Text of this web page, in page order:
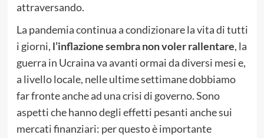
attraversando.
La pandemia continua a condizionare la vita di tutti
i giorni, l’inflazione sembra non voler rallentare, la
guerra in Ucraina va avanti ormai da diversi mesi e,
a livello locale, nelle ultime settimane dobbiamo
far fronte anche ad una crisi di governo. Sono
aspetti che hanno degli effetti pesanti anche sui
mercati finanziari: per questo è importante